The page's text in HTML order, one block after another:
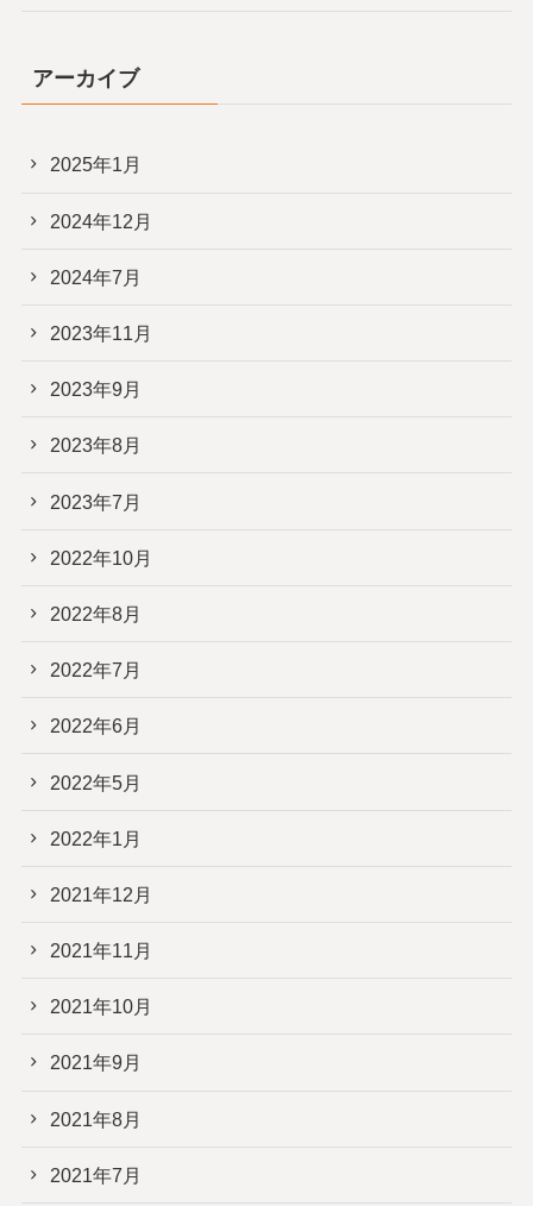
アーカイブ
2025年1月
2024年12月
2024年7月
2023年11月
2023年9月
2023年8月
2023年7月
2022年10月
2022年8月
2022年7月
2022年6月
2022年5月
2022年1月
2021年12月
2021年11月
2021年10月
2021年9月
2021年8月
2021年7月